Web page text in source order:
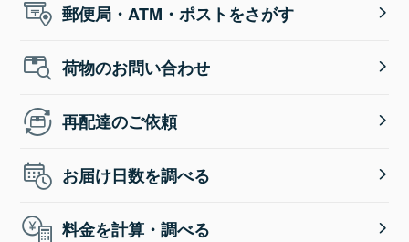
郵便局・ATM・ポストをさがす
荷物のお問い合わせ
再配達のご依頼
お届け日数を調べる
料金を計算・調べる